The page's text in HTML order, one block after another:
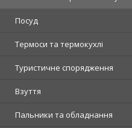
Посуд
Термоси та термокухлі
Туристичне спорядження
Взуття
Пальники та обладнання